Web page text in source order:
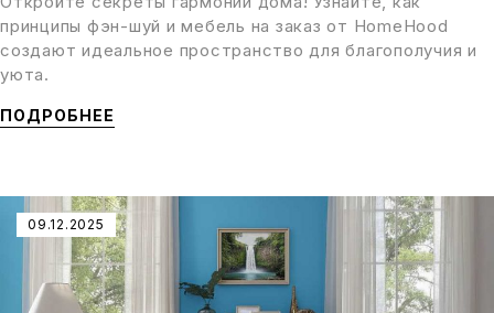
принципы фэн-шуй и мебель на заказ от HomeHood
создают идеальное пространство для благополучия и
уюта.
ПОДРОБНЕЕ
09.12.2025